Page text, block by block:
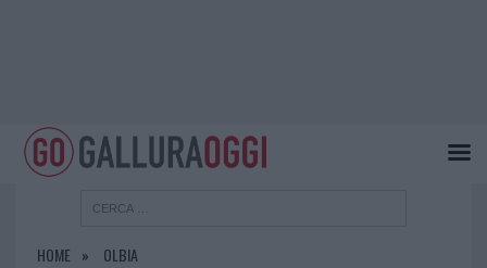
HOME OLBIA